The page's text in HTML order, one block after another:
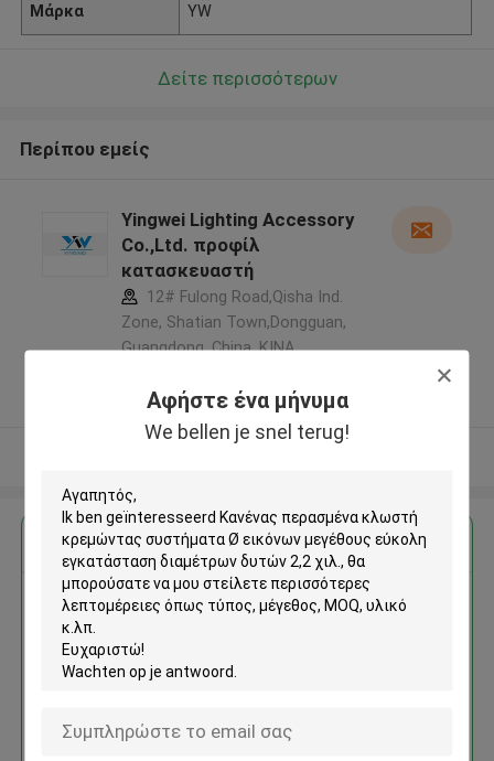
Αφήστε ένα μήνυμα
We bellen je snel terug!
Μάρκα YW
Δείτε περισσότερων
Περίπου εμείς
Yingwei Lighting Accessory
Co.,Ltd. προφίλ
κατασκευαστή
12# Fulong Road,Qisha Ind.
Zone, Shatian Town,Dongguan,
Guangdong, China ,ΚΙΝΑ
Ελεγχμένος προμηθευτής
Αποκτήστε την καλύτερη τιμή για
Κανένας περασμένα κλωστή
εγκατάσταση διαμέτρων